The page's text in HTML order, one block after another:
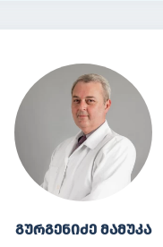
გურგენიძე მამუკა